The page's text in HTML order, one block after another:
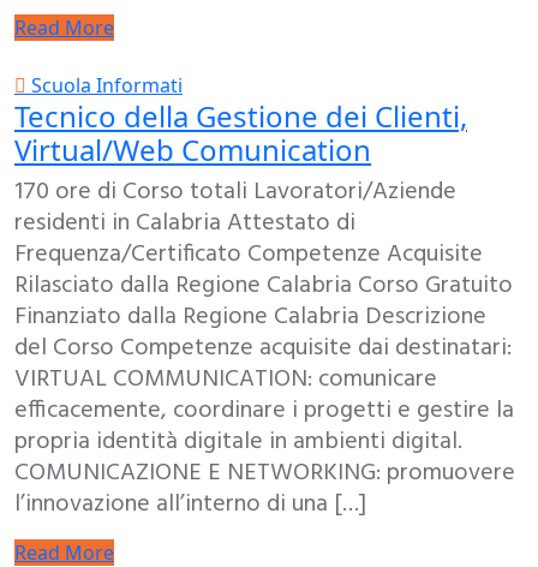
Read More
Scuola Informati
Tecnico della Gestione dei Clienti,
Virtual/Web Comunication
170 ore di Corso totali Lavoratori/Aziende
residenti in Calabria Attestato di
Frequenza/Certificato Competenze Acquisite
Rilasciato dalla Regione Calabria Corso Gratuito
Finanziato dalla Regione Calabria Descrizione
del Corso Competenze acquisite dai destinatari:
VIRTUAL COMMUNICATION: comunicare
efficacemente, coordinare i progetti e gestire la
propria identità digitale in ambienti digital.
COMUNICAZIONE E NETWORKING: promuovere
l’innovazione all’interno di una […]
Read More